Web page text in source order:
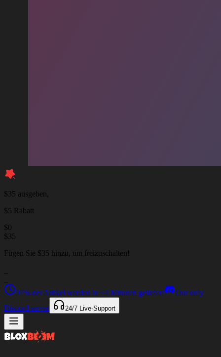
$35 ausgeben,
$5 Rabatt
$0
$35
Fügen Sie $35 hinzu, um freizuschalten!
97% der Artikel werden in <4 Minuten geliefert
Our only
Discord server
24/7 Live-Support